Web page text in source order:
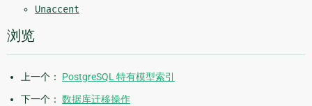
Unaccent
浏览
上一个： PostgreSQL 特有模型索引
下一个： 数据库迁移操作